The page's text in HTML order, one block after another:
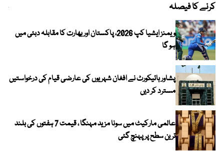
کرنے کا فیصلہ
ویمنز ایشیا کپ 2026، پاکستان اور بھارت کا مقابلہ دبئی میں
ہو گا
پشاور ہائیکورٹ نے افغان شہریوں کی عارضی قیام کی درخواستیں
مسترد کر دیں
عالمی مارکیٹ میں سونا مزید مہنگا ، قیمت 7 ہفتوں کی بلند
ترین سطح پر پہنچ گئی